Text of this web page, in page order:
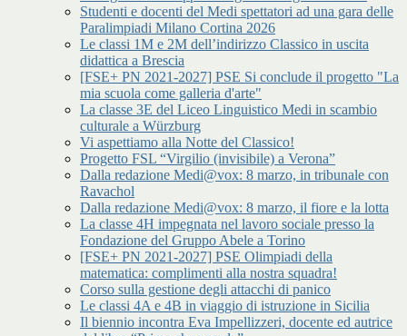
Studenti e docenti del Medi spettatori ad una gara delle
Paralimpiadi Milano Cortina 2026
Le classi 1M e 2M dell’indirizzo Classico in uscita
didattica a Brescia
[FSE+ PN 2021-2027] PSE Si conclude il progetto "La
mia scuola come galleria d'arte"
La classe 3E del Liceo Linguistico Medi in scambio
culturale a Würzburg
Vi aspettiamo alla Notte del Classico!
Progetto FSL “Virgilio (invisibile) a Verona”
Dalla redazione Medi@vox: 8 marzo, in tribunale con
Ravachol
Dalla redazione Medi@vox: 8 marzo, il fiore e la lotta
La classe 4H impegnata nel lavoro sociale presso la
Fondazione del Gruppo Abele a Torino
[FSE+ PN 2021-2027] PSE Olimpiadi della
matematica: complimenti alla nostra squadra!
Corso sulla gestione degli attacchi di panico
Le classi 4A e 4B in viaggio di istruzione in Sicilia
Il biennio incontra Eva Impellizzeri, docente ed autrice